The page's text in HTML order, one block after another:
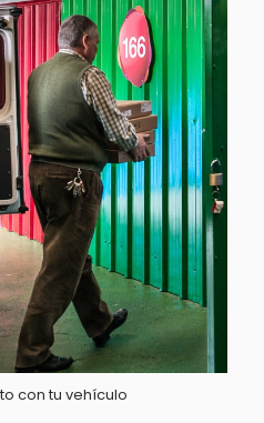
con tu vehículo